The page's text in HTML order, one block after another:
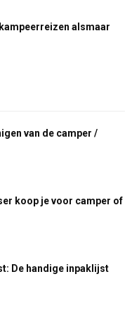
alsmaar
van de camper /
koop je voor camper of
De handige inpaklijst